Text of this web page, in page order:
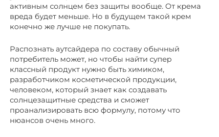
активным солнцем без защиты вообще. От крема
вреда будет меньше. Но в будущем такой крем
конечно же лучше не покупать.
Распознать аутсайдера по составу обычный
потребитель может, но чтобы найти супер
классный продукт нужно быть химиком,
разработчиком косметической продукции,
человеком, который знает как создавать
солнцезащитные средства и сможет
проанализировать всю формулу, потому что
нюансов очень много.